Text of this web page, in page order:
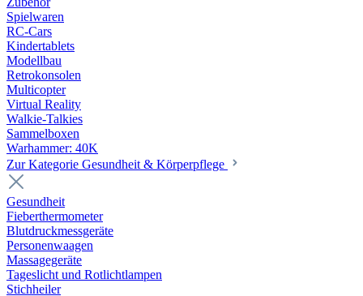
Spielwaren
RC-Cars
Kindertablets
Modellbau
Retrokonsolen
Multicopter
Virtual Reality
Walkie-Talkies
Sammelboxen
Warhammer: 40K
Zur Kategorie Gesundheit & Körperpflege
Gesundheit
Fieberthermometer
Blutdruckmessgeräte
Personenwaagen
Massagegeräte
Tageslicht und Rotlichtlampen
Stichheiler